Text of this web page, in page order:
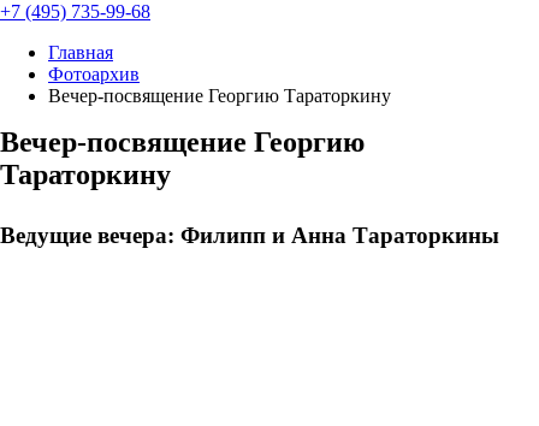
+7 (495) 735-99-68
Главная
Фотоархив
Вечер-посвящение Георгию Тараторкину
Вечер-посвящение Георгию
Тараторкину
Ведущие вечера: Филипп и Анна Тараторкины